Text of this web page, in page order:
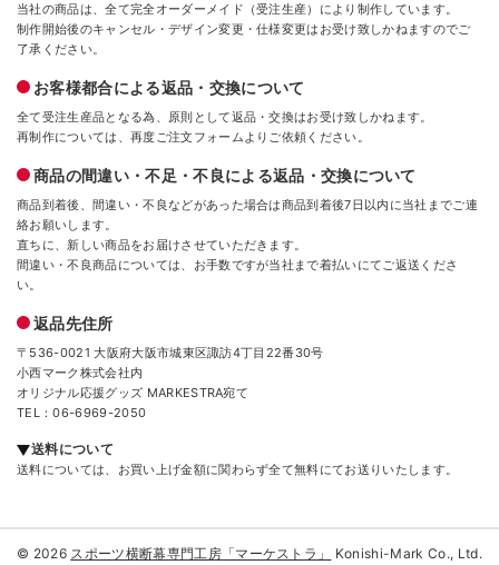
当社の商品は、全て完全オーダーメイド（受注生産）により制作しています。
制作開始後のキャンセル・デザイン変更・仕様変更はお受け致しかねますのでご
了承ください。
お客様都合による返品・交換について
全て受注生産品となる為、原則として返品・交換はお受け致しかねます。
再制作については、再度ご注文フォームよりご依頼ください。
商品の間違い・不足・不良による返品・交換について
商品到着後、間違い・不良などがあった場合は商品到着後7日以内に当社までご連
絡お願いします。
直ちに、新しい商品をお届けさせていただきます。
間違い・不良商品については、お手数ですが当社まで着払いにてご返送くださ
い。
返品先住所
〒536-0021 大阪府大阪市城東区諏訪4丁目22番30号
小西マーク株式会社内
オリジナル応援グッズ MARKESTRA宛て
TEL：06-6969-2050
送料について
送料については、お買い上げ金額に関わらず全て無料にてお送りいたします。
© 2026 スポーツ横断幕専門工房「マーケストラ」 Konishi-Mark Co., Ltd.